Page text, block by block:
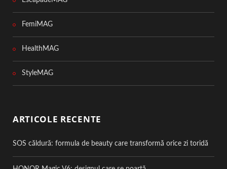
FemiMAG
HealthMAG
StyleMAG
ARTICOLE RECENTE
SOS căldură: formula de beauty care transformă orice zi toridă